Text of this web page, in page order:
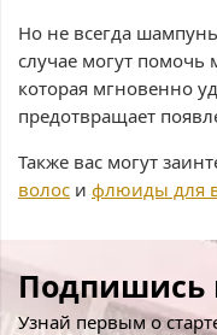
Но не всегда
случае могут помочь
которая мгновенно
предотвращает
Также вас могут
волос и флюиды для
Подпишись
Узнай первым о